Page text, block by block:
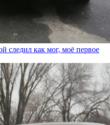
следил как мог, моё первое